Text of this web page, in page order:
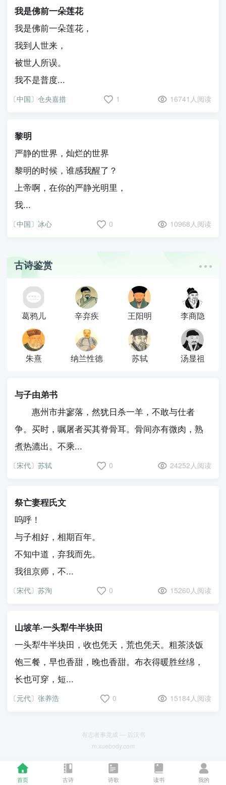
首页 古诗 诗歌 读书 我的
我是佛前一朵莲花
我是佛前一朵莲花，
我到人世来，
被世人所误。
我不是普度...
〔中国〕仓央嘉措 1 16741人阅读
黎明
严静的世界，灿烂的世界
黎明的时候，谁感我醒了？
上帝啊，在你的严静光明里，
我...
〔中国〕冰心 0 10968人阅读
古诗鉴赏
葛鸦儿 辛弃疾 王阳明 李商隐
朱熹 纳兰性德 苏轼 汤显祖
与子由弟书
惠州市井寥落，然犹日杀一羊，不敢与仕者
争。买时，嘱屠者买其脊骨耳。骨间亦有微肉，熟
煮热漉出。不乘...
〔宋代〕苏轼 0 24252人阅读
祭亡妻程氏文
呜呼！
与子相好，相期百年。
不知中道，弃我而先。
我徂京师，不...
〔宋代〕苏洵 0 15260人阅读
山坡羊·一头犁牛半块田
一头犁牛半块田，收也凭天，荒也凭天。粗茶淡饭
饱三餐，早也香甜，晚也香甜。布衣得暖胜丝绵，
长也可穿，短...
〔元代〕张养浩 0 15184人阅读
有志者事竟成 — 后汉书
m.xuebody.com